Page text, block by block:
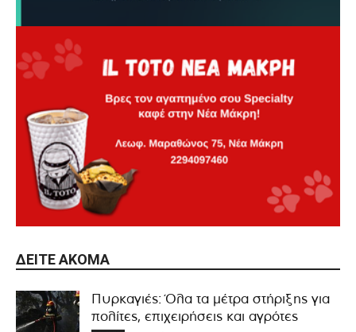
ΔΕΊΤΕ ΑΚΌΜΑ
Πυρκαγιές: Όλα τα μέτρα στήριξης για
πολίτες, επιχειρήσεις και αγρότες